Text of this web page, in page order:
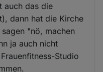
auch das die
dann hat die Kirche
"nö, machen
ja auch nicht
Studio